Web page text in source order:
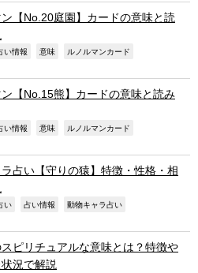
ン【No.20庭園】カードの意味と読
い情報 意味 ルノルマンカード
ン【No.15熊】カードの意味と読み
い情報 意味 ルノルマンカード
占い【守りの猿】特徴・性格・相
い 占い情報 動物キャラ占い
ピリチュアルな意味とは？特徴や
況で解説